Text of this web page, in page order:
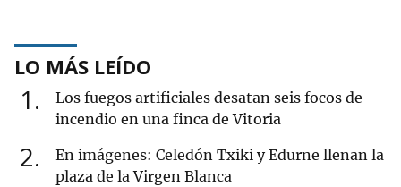
LO MÁS LEÍDO
1
Los fuegos artificiales desatan seis focos de
incendio en una finca de Vitoria
2
En imágenes: Celedón Txiki y Edurne llenan la
plaza de la Virgen Blanca